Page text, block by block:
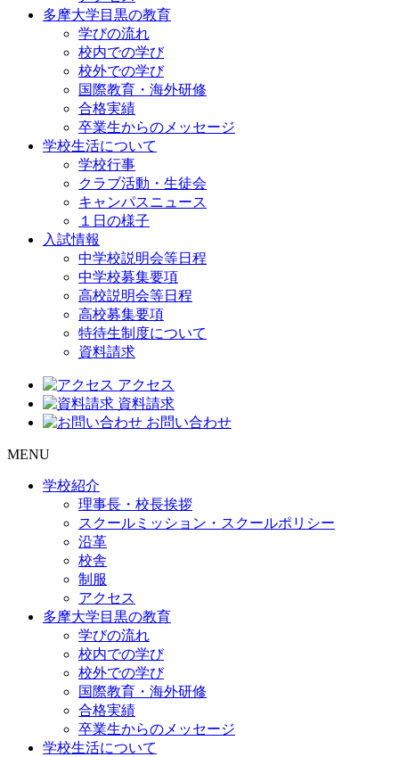
多摩大学目黒の教育
学びの流れ
校内での学び
校外での学び
国際教育・海外研修
合格実績
卒業生からのメッセージ
学校生活について
学校行事
クラブ活動・生徒会
キャンパスニュース
１日の様子
入試情報
中学校説明会等日程
中学校募集要項
高校説明会等日程
高校募集要項
特待生制度について
資料請求
アクセス
資料請求
お問い合わせ
MENU
学校紹介
理事長・校長挨拶
スクールミッション・スクールポリシー
沿革
校舎
制服
アクセス
多摩大学目黒の教育
学びの流れ
校内での学び
校外での学び
国際教育・海外研修
合格実績
卒業生からのメッセージ
学校生活について